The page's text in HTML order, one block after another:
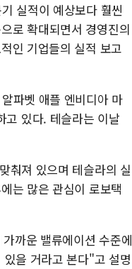
실적이 예상보다 훨씬
로 확대되면서 경영진의
인 기업들의 실적 보고
파벳 애플 엔비디아 마
고 있다. 테슬라는 이날
춰져 있으며 테슬라의 실
는 많은 관심이 로보택
까운 밸류에이션 수준에
을 거라고 본다"고 설명